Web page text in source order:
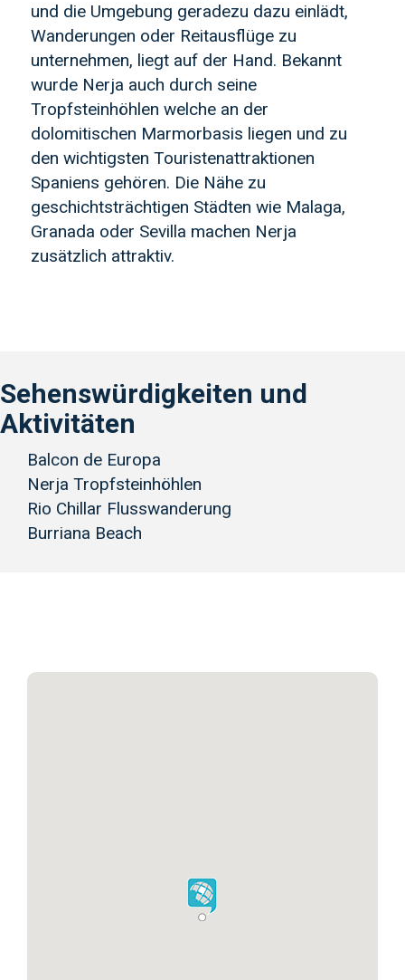
und die Umgebung geradezu dazu einlädt,
Wanderungen oder Reitausflüge zu
unternehmen, liegt auf der Hand. Bekannt
wurde Nerja auch durch seine
Tropfsteinhöhlen welche an der
dolomitischen Marmorbasis liegen und zu
den wichtigsten Touristenattraktionen
Spaniens gehören. Die Nähe zu
geschichtsträchtigen Städten wie Malaga,
Granada oder Sevilla machen Nerja
zusätzlich attraktiv.
Sehenswürdigkeiten und
Aktivitäten
Balcon de Europa
Nerja Tropfsteinhöhlen
Rio Chillar Flusswanderung
Burriana Beach